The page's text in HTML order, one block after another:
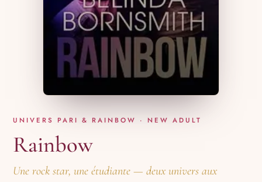
UNIVERS PARI & RAINBOW · NEW ADULT
Rainbow
Une rock star, une étudiante — deux univers aux